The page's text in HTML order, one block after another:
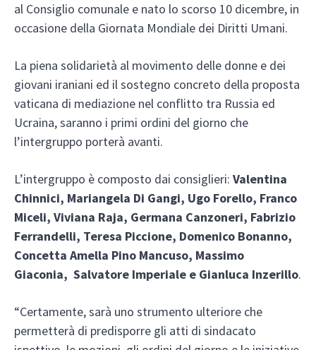
al Consiglio comunale e nato lo scorso 10 dicembre, in
occasione della Giornata Mondiale dei Diritti Umani.
La piena solidarietà al movimento delle donne e dei
giovani iraniani ed il sostegno concreto della proposta
vaticana di mediazione nel conflitto tra Russia ed
Ucraina, saranno i primi ordini del giorno che
l’intergruppo porterà avanti.
L’intergruppo è composto dai consiglieri: Valentina
Chinnici, Mariangela Di Gangi, Ugo Forello, Franco
Miceli, Viviana Raja, Germana Canzoneri, Fabrizio
Ferrandelli, Teresa Piccione, Domenico Bonanno,
Concetta Amella Pino Mancuso, Massimo
Giaconia, Salvatore Imperiale e Gianluca Inzerillo.
“Certamente, sarà uno strumento ulteriore che
permetterà di predisporre gli atti di sindacato